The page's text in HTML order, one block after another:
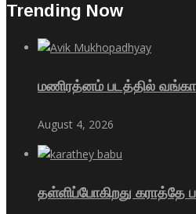
Trending Now
மணிரத்னம் படத்தில்
August 4, 2026
தள்ளிப்போகிறது கராத்தே